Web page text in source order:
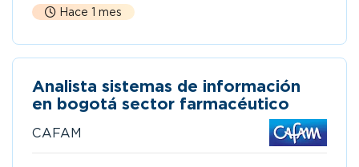
Hace 1 mes
Analista sistemas de información
en bogotá sector farmacéutico
CAFAM